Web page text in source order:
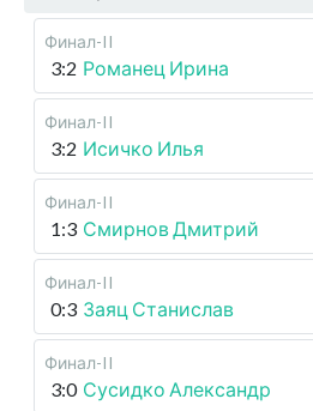
Финал-II
3:2 Романец Ирина
Финал-II
3:2 Исичко Илья
Финал-II
1:3 Смирнов Дмитрий
Финал-II
0:3 Заяц Станислав
Финал-II
3:0 Сусидко Александр